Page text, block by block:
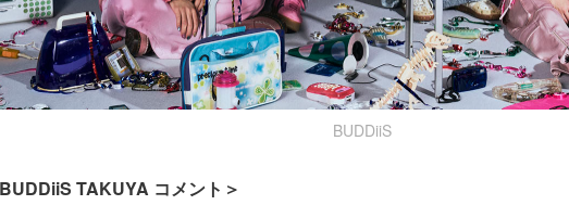
BUDDiiS
TAKUYA コメント＞